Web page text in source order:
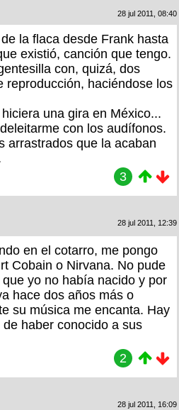
28 jul 2011, 08:40
la flaca desde Frank hasta
existió, canción que tengo.
con, quizá, dos
reproducción, haciéndose los
una gira en México...
con los audífonos.
arrastrados que la acaban
3
28 jul 2011, 12:39
en el cotarro, me pongo
Cobain o Nirvana. No pude
yo no había nacido y por
hace dos años más o
su música me encanta. Hay
haber conocido a sus
2
28 jul 2011, 16:09